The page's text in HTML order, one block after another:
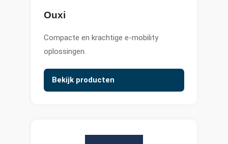
Ouxi
Compacte en krachtige e-mobility
oplossingen.
Bekijk producten